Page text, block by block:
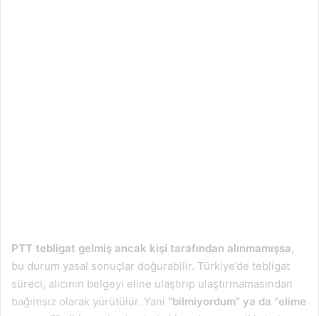
PTT tebligat gelmiş ancak kişi tarafından alınmamışsa,
bu durum yasal sonuçlar doğurabilir. Türkiye’de tebligat
süreci, alıcının belgeyi eline ulaştırıp ulaştırmamasından
bağımsız olarak yürütülür. Yani “bilmiyordum” ya da “elime